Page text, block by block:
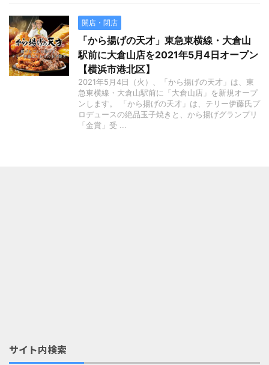
開店・閉店
「から揚げの天才」東急東横線・大倉山
駅前に大倉山店を2021年5月4日オープン
【横浜市港北区】
2021年5月4日（火）、「から揚げの天才」は、東
急東横線・大倉山駅前に「大倉山店」を新規オープ
ンします。 「から揚げの天才」は、テリー伊藤氏プ
ロデュースの絶品玉子焼きと、から揚げグランプリ
「金賞」受 ...
サイト内検索